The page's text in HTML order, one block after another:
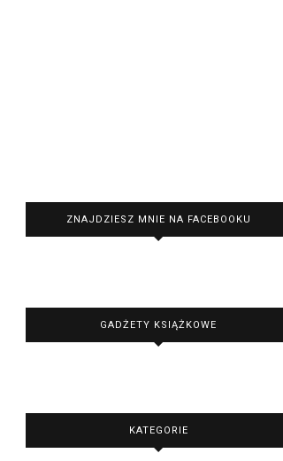
ZNAJDZIESZ MNIE NA FACEBOOKU
GADŻETY KSIĄŻKOWE
KATEGORIE